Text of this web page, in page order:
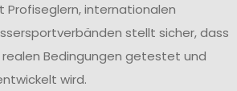
internationalen
stellt sicher, dass
Bedingungen getestet und
wird.